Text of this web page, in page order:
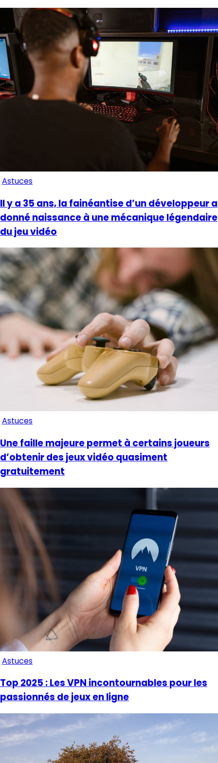
Astuces
Il y a 35 ans, la fainéantise d’un développeur a
donné naissance à une mécanique légendaire
du jeu vidéo
Astuces
Une faille majeure permet à certains joueurs
d’obtenir des jeux vidéo quasiment
gratuitement
Astuces
Top 2025 : Les VPN incontournables pour les
passionnés de jeux en ligne